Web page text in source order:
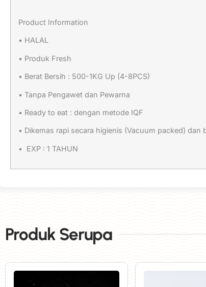
Product Information
• HALAL
• Produk Fresh
• Berat Bersih : 500-1KG Up (4-8PCS)
• Tanpa Pengawet dan Pewarna
• Ready to eat : dengan metode IQF
• Dikemas rapi secara higienis (Vacuum packed) dan
• EXP : 1 TAHUN
Produk Serupa